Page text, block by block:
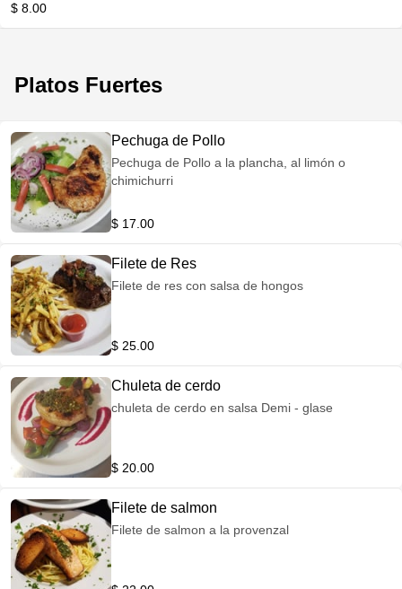
$ 8.00
Platos Fuertes
Pechuga de Pollo
Pechuga de Pollo a la plancha, al limón o
chimichurri
$ 17.00
Filete de Res
Filete de res con salsa de hongos
$ 25.00
Chuleta de cerdo
chuleta de cerdo en salsa Demi - glase
$ 20.00
Filete de salmon
Filete de salmon a la provenzal